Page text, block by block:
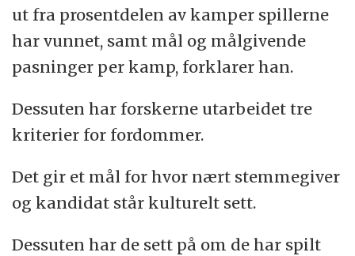
ut fra prosentdelen av kamper spillerne
har vunnet, samt mål og målgivende
pasninger per kamp, forklarer han.
Dessuten har forskerne utarbeidet tre
kriterier for fordommer.
Det gir et mål for hvor nært stemmegiver
og kandidat står kulturelt sett.
Dessuten har de sett på om de har spilt